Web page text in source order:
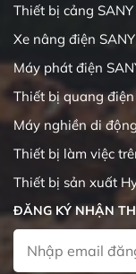
Thiết bị cảng SANY
Xe nâng điện SANY
Máy phát điện
Thiết bị quang điện
Máy nghiền di động
Thiết bị làm việc
Thiết bị sản xuất
ĐĂNG KÝ NHẬN